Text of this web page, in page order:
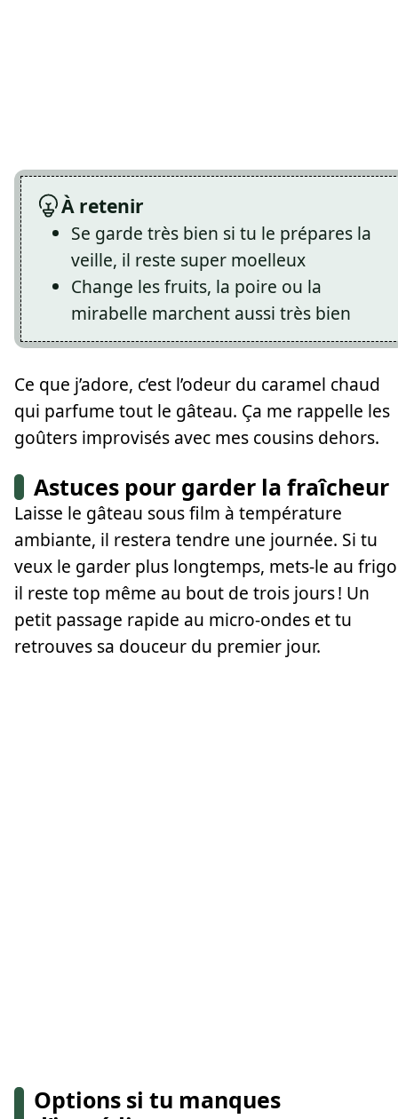
À retenir
Se garde très bien si tu le prépares la
veille, il reste super moelleux
Change les fruits, la poire ou la
mirabelle marchent aussi très bien
Ce que j’adore, c’est l’odeur du caramel chaud
qui parfume tout le gâteau. Ça me rappelle les
goûters improvisés avec mes cousins dehors.
Astuces pour garder la fraîcheur
Laisse le gâteau sous film à température
ambiante, il restera tendre une journée. Si tu
veux le garder plus longtemps, mets-le au
il reste top même au bout de trois jours ! Un
petit passage rapide au micro-ondes et tu
retrouves sa douceur du premier jour.
Options si tu manques